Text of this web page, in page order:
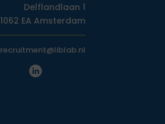
Delflandlaan 1
1062 EA Amsterdam
recruitment@liblab.nl